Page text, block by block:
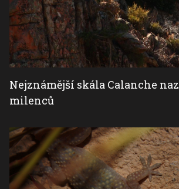
Nejznámější skála Calanche
milenců